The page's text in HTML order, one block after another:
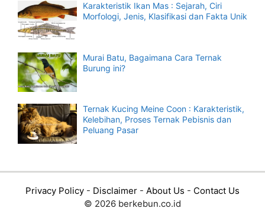
Karakteristik Ikan Mas : Sejarah, Ciri
Morfologi, Jenis, Klasifikasi dan Fakta Unik
Murai Batu, Bagaimana Cara Ternak
Burung ini?
Ternak Kucing Meine Coon : Karakteristik,
Kelebihan, Proses Ternak Pebisnis dan
Peluang Pasar
Privacy Policy - Disclaimer - About Us - Contact Us
© 2026 berkebun.co.id